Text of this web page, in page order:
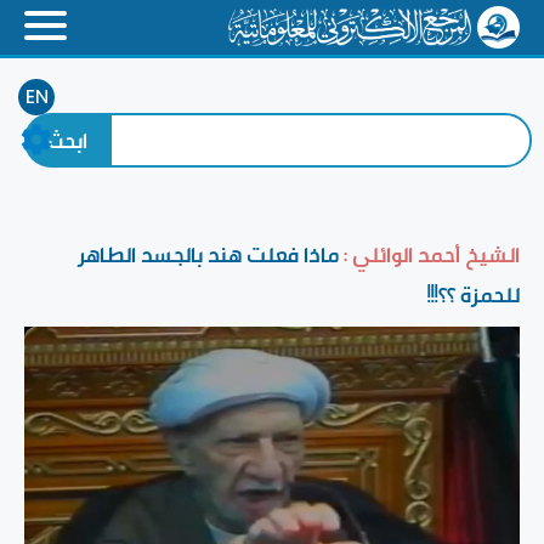
EN
الشيخ أحمد الوائلي :ماذا فعلت هند بالجسد الطاهر
للحمزة ؟؟!!!